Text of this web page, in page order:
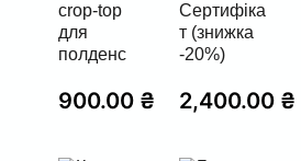
crop-top
для
полденс
900.00 ₴
Cертифіка
т (знижка
-20%)
2,400.00 ₴